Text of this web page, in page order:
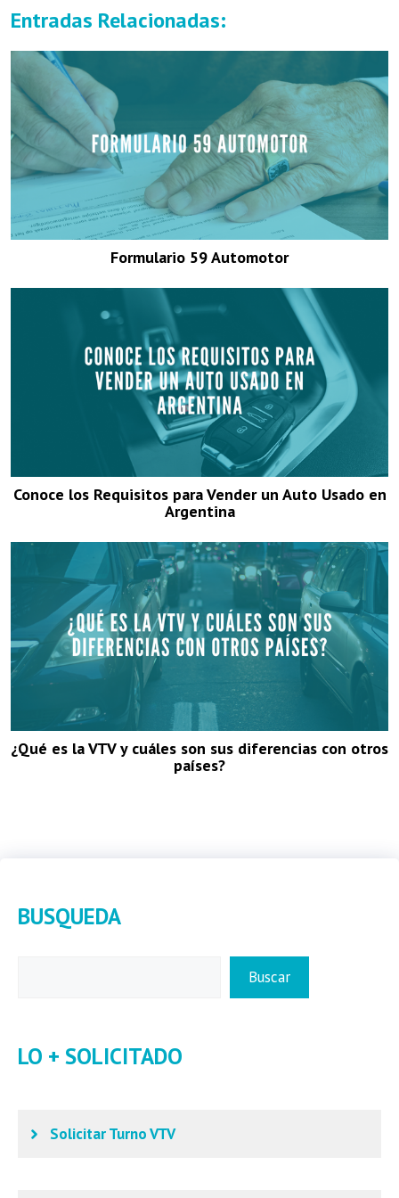
Entradas Relacionadas:
Formulario 59 Automotor
Conoce los Requisitos para Vender un Auto Usado en
Argentina
¿Qué es la VTV y cuáles son sus diferencias con otros
países?
BUSQUEDA
Buscar
LO + SOLICITADO
Solicitar Turno VTV